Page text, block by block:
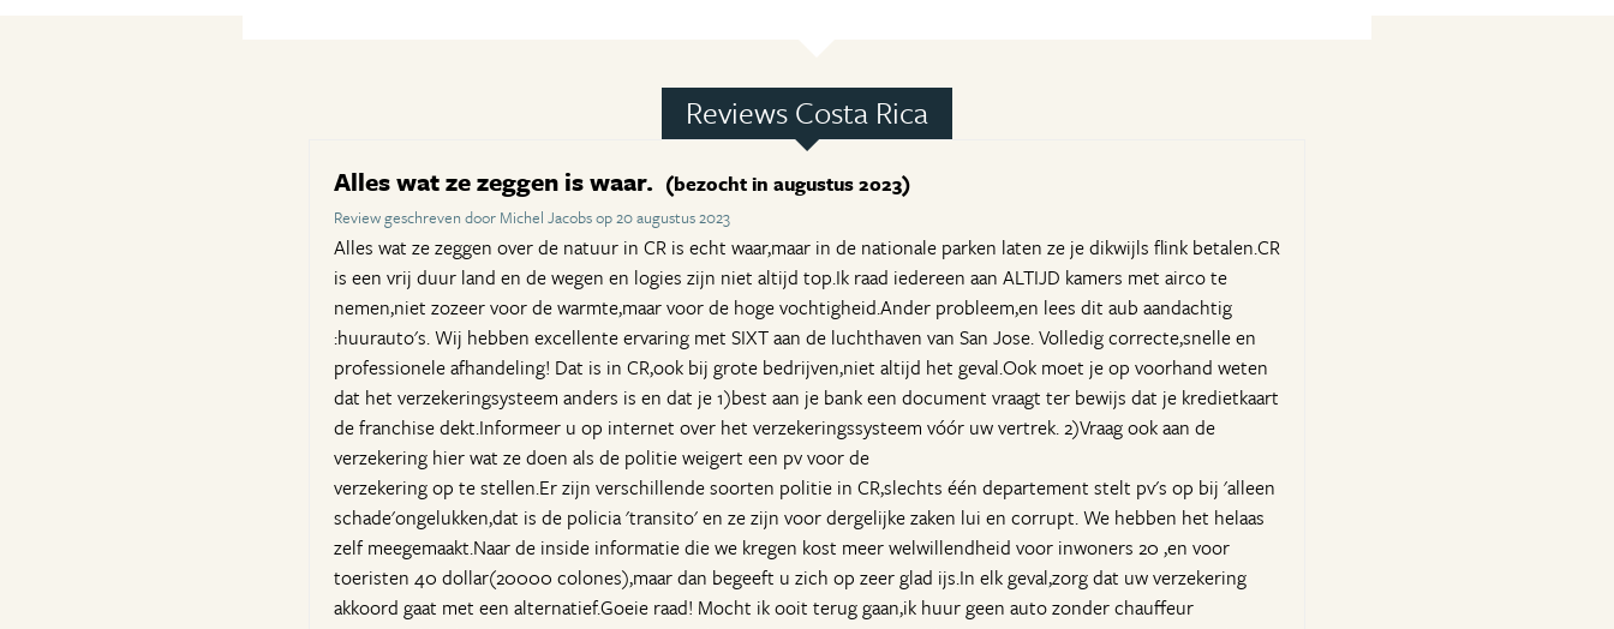
Reviews Costa Rica
Alles wat ze zeggen is waar. (bezocht in augustus 2023)
Review geschreven door Michel Jacobs op 20 augustus 2023
Alles wat ze zeggen over de natuur in CR is echt waar,maar in de nationale parken laten ze je dikwijls flink betalen.CR
is een vrij duur land en de wegen en logies zijn niet altijd top.Ik raad iedereen aan ALTIJD kamers met airco te
nemen,niet zozeer voor de warmte,maar voor de hoge vochtigheid.Ander probleem,en lees dit aub aandachtig
:huurauto's. Wij hebben excellente ervaring met SIXT aan de luchthaven van San Jose. Volledig correcte,snelle en
professionele afhandeling! Dat is in CR,ook bij grote bedrijven,niet altijd het geval.Ook moet je op voorhand weten
dat het verzekeringsysteem anders is en dat je 1)best aan je bank een document vraagt ter bewijs dat je kredietkaart
de franchise dekt.Informeer u op internet over het verzekeringssysteem vóór uw vertrek. 2)Vraag ook aan de
verzekering hier wat ze doen als de politie weigert een pv voor de
verzekering op te stellen.Er zijn verschillende soorten politie in CR,slechts één departement stelt pv's op bij 'alleen
schade'ongelukken,dat is de policia 'transito' en ze zijn voor dergelijke zaken lui en corrupt. We hebben het helaas
zelf meegemaakt.Naar de inside informatie die we kregen kost meer welwillendheid voor inwoners 20 ,en voor
toeristen 40 dollar(20000 colones),maar dan begeeft u zich op zeer glad ijs.In elk geval,zorg dat uw verzekering
akkoord gaat met een alternatief.Goeie raad! Mocht ik ooit terug gaan,ik huur geen auto zonder chauffeur